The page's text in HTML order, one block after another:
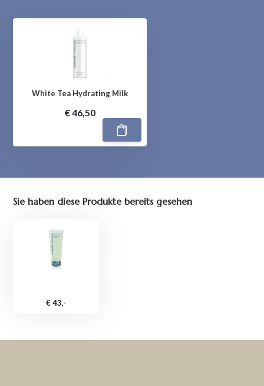
White Tea Hydrating Milk
€ 46,50
Sie haben diese Produkte bereits gesehen
€ 43,-